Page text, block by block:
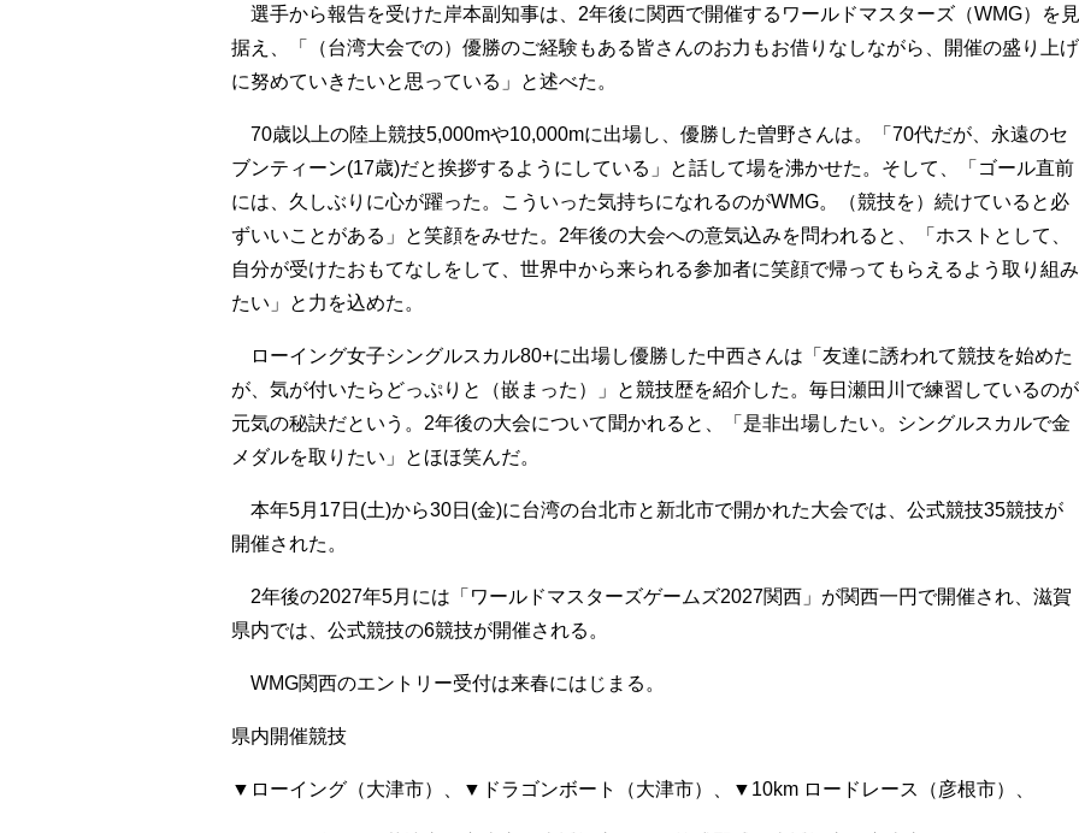
選手から報告を受けた岸本副知事は、2年後に関西で開催するワールドマスターズ（WMG）を見
据え、「（台湾大会での）優勝のご経験もある皆さんのお力もお借りなしながら、開催の盛り上げ
に努めていきたいと思っている」と述べた。
70歳以上の陸上競技5,000mや10,000mに出場し、優勝した曽野さんは。「70代だが、永遠のセ
ブンティーン(17歳)だと挨拶するようにしている」と話して場を沸かせた。そして、「ゴール直前
には、久しぶりに心が躍った。こういった気持ちになれるのがWMG。（競技を）続けていると必
ずいいことがある」と笑顔をみせた。2年後の大会への意気込みを問われると、「ホストとして、
自分が受けたおもてなしをして、世界中から来られる参加者に笑顔で帰ってもらえるよう取り組み
たい」と力を込めた。
ローイング女子シングルスカル80+に出場し優勝した中西さんは「友達に誘われて競技を始めた
が、気が付いたらどっぷりと（嵌まった）」と競技歴を紹介した。毎日瀬田川で練習しているのが
元気の秘訣だという。2年後の大会について聞かれると、「是非出場したい。シングルスカルで金
メダルを取りたい」とほほ笑んだ。
本年5月17日(土)から30日(金)に台湾の台北市と新北市で開かれた大会では、公式競技35競技が
開催された。
2年後の2027年5月には「ワールドマスターズゲームズ2027関西」が関西一円で開催され、滋賀
県内では、公式競技の6競技が開催される。
WMG関西のエントリー受付は来春にはじまる。
県内開催競技
▼ローイング（大津市）、▼ドラゴンボート（大津市）、▼10km ロードレース（彦根市）、